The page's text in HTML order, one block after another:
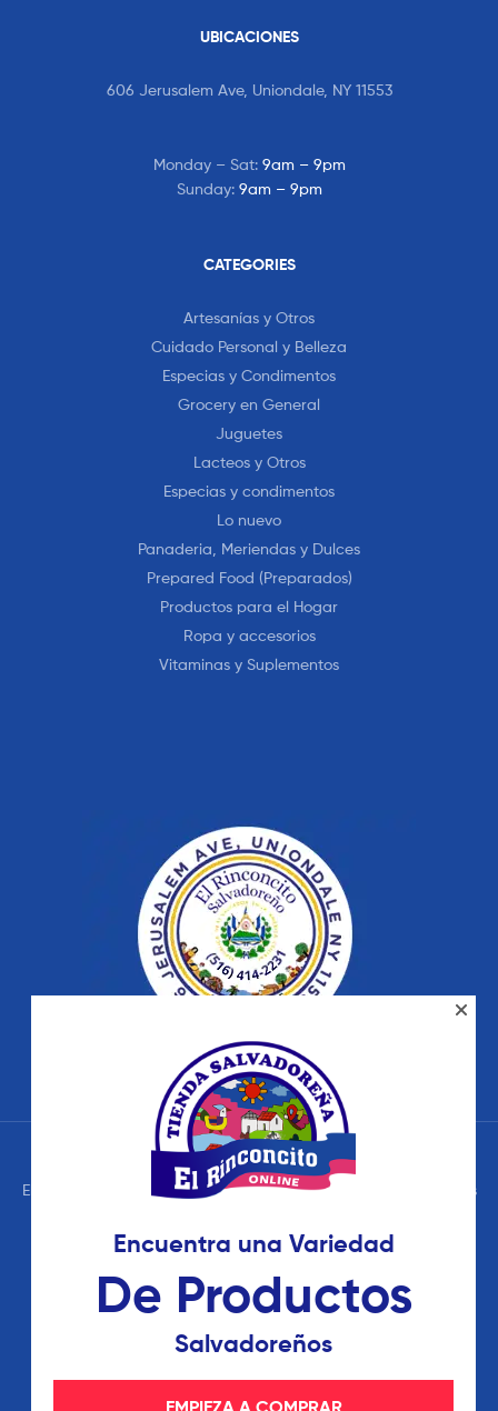
UBICACIONES
606 Jerusalem Ave, Uniondale, NY 11553
Monday – Sat: 9am – 9pm
Sunday: 9am – 9pm
CATEGORIES
Artesanías y Otros
Cuidado Personal y Belleza
Especias y Condimentos
Grocery en General
Juguetes
Lacteos y Otros
Especias y condimentos
Lo nuevo
Panaderia, Meriendas y Dulces
Prepared Food (Preparados)
Productos para el Hogar
Ropa y accesorios
Vitaminas y Suplementos
El Rinconcito Tienda Salvadoreña – © 2026 Todos los Derechos
Encuentra una Variedad
De Productos
Salvadoreños
EMPIEZA A COMPRAR